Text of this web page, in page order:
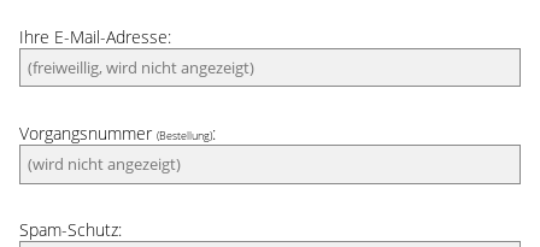
Ihre E-Mail-Adresse:
Vorgangsnummer (Bestellung):
Spam-Schutz: